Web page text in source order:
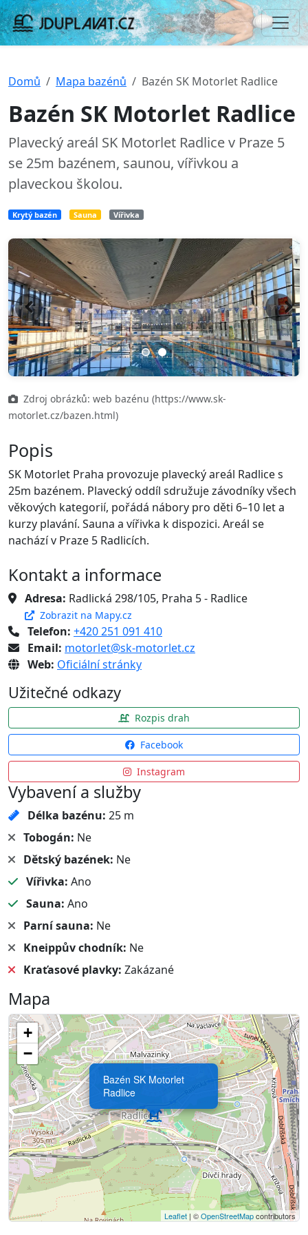
Domů Mapa bazénů Bazén SK Motorlet Radlice
Bazén SK Motorlet Radlice
Plavecký areál SK Motorlet Radlice v Praze 5
se 25m bazénem, saunou, vířivkou a
plaveckou školou.
Krytý bazén Sauna Vířivka
Previous Next
Zdroj obrázků: web bazénu (https://www.sk-
motorlet.cz/bazen.html)
Popis
SK Motorlet Praha provozuje plavecký areál Radlice s
25m bazénem. Plavecký oddíl sdružuje závodníky všech
věkových kategorií, pořádá nábory pro děti 6–10 let a
kurzy plavání. Sauna a vířivka k dispozici. Areál se
nachází v Praze 5 Radlicích.
Kontakt a informace
Adresa: Radlická 298/105, Praha 5 - Radlice
Zobrazit na Mapy.cz
Telefon: +420 251 091 410
Email: motorlet@sk-motorlet.cz
Web: Oficiální stránky
Užitečné odkazy
Rozpis drah
Facebook
Instagram
Vybavení a služby
Délka bazénu: 25 m
Tobogán: Ne
Dětský bazének: Ne
Vířivka: Ano
Sauna: Ano
Parní sauna: Ne
Kneippův chodník: Ne
Kraťasové plavky: Zakázané
Mapa
Bazén SK Motorlet
Radlice
+
−
Leaflet | ©OpenStreetMapcontributors